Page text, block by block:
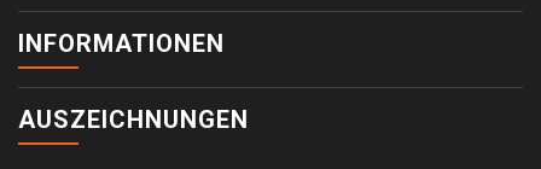
INFORMATIONEN
AUSZEICHNUNGEN